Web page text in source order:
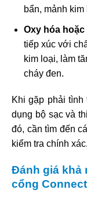
bẩn, mảnh
Oxy hóa
tiếp xúc với
kim loại, làm
cháy đen.
Khi gặp phải
dụng bộ sạc và
đó, cần tìm đến
kiểm tra chính xác.
Đánh giá khả
cổng